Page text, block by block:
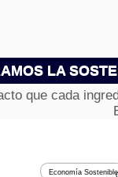
LA
que cada
Economía Sostenible